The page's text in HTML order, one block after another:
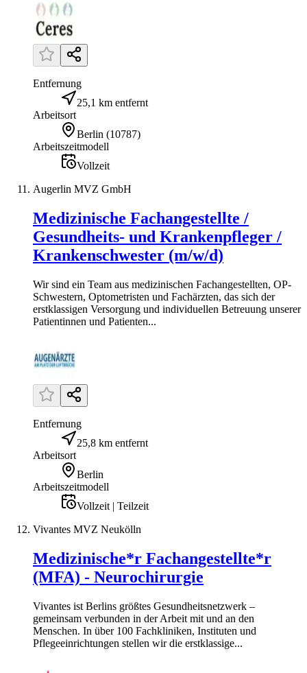
Entfernung
25,1 km entfernt
Arbeitsort
Berlin (10787)
Arbeitszeitmodell
Vollzeit
Augerlin MVZ GmbH
Medizinische Fachangestellte /
Gesundheits- und Krankenpfleger /
Krankenschwester (m/w/d)
Wir sind ein Team aus medizinischen Fachangestellten, OP-
Schwestern, Optometristen und Fachärzten, das sich der
erstklassigen Versorgung und individuellen Betreuung unserer
Patientinnen und Patienten...
Entfernung
25,8 km entfernt
Arbeitsort
Berlin
Arbeitszeitmodell
Vollzeit | Teilzeit
Vivantes MVZ Neukölln
Medizinische*r Fachangestellte*r
(MFA) - Neurochirurgie
Vivantes ist Berlins größtes Gesundheitsnetzwerk –
gemeinsam verbunden in der Arbeit mit und an den
Menschen. In über 100 Fachkliniken, Instituten und
Pflegeeinrichtungen stellen wir die erstklassige...